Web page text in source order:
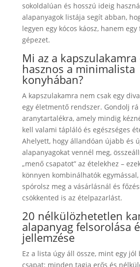
sokoldalúan és hosszú ideig
alapanyagok listája segít abban,
legyen egy kócos káosz, hanem
gépezet.
Mi az a
hasznos a minimalista
konyhában?
A kapszulakamra nem csak egy
egy életmentő rendszer. Gondolj
aranytartalékra, amely mindig
kell valami tápláló és egészséges
Ahelyett, hogy állandóan újabb és
alapanyagokat vennél meg,
„menő csapatot” az ételekhez –
könnyen kombinálhatók
spórolsz meg a vásárlásnál és
csökkented is az ételpazarlást.
20 nélkülözhetetlen
alapanyag felsorolása
jellemzése
Ez a lista úgy áll össze, mint egy
csapat: minden tagja erős és